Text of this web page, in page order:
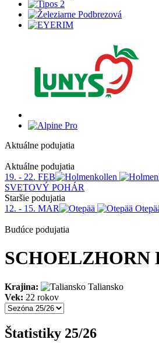
Aktuálne podujatia
Aktuálne podujatia
19. - 22. FEB
SVETOVÝ POHÁR
Staršie podujatia
12. - 15. MAR
Budúce podujatia
SCHOELZHORN
Krajina:
Taliansko
Vek: 22 rokov
Štatistiky 25/26